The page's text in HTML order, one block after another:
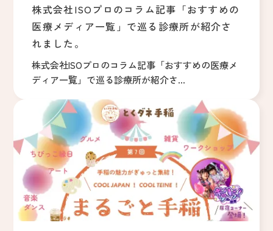
株式会社ISOプロのコラム記事「おすすめの
医療メディア一覧」で巡る診療所が紹介さ
れました。
株式会社ISOプロのコラム記事「おすすめの医療メ
ディア一覧」で巡る診療所が紹介さ...